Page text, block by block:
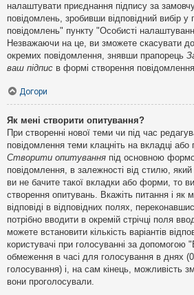
налаштувати приєднання підпису за
повідомлень, зробивши відповідний вибір
повідомлень" пункту "Особисті
Незважаючи на це, ви зможете скасувати
окремих повідомлення, знявши прапорець
ваш підпис в формі створення
Догори
Як мені створити опитування?
При створенні нової теми чи під час
повідомлення теми клацніть на вкладці
Створити опитування під основною
повідомлення, в залежності від стилю,
ви не бачите такої вкладки або форми, то
створення опитувань. Вкажіть питання і як
відповіді в відповідних полях,
потрібно вводити в окремій стрічці поля
можете встановити кількість варіантів
користувачі при голосуванні за допомогою
обмеження в часі для голосування в днях
голосування) і, на сам кінець, можливість
вони проголосували.